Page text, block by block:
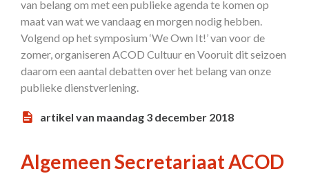
van belang om met een publieke agenda te komen op
maat van wat we vandaag en morgen nodig hebben.
Volgend op het symposium ‘We Own It!’ van voor de
zomer, organiseren ACOD Cultuur en Vooruit dit seizoen
daarom een aantal debatten over het belang van onze
publieke dienstverlening.
artikel van maandag 3 december 2018
Algemeen Secretariaat ACOD